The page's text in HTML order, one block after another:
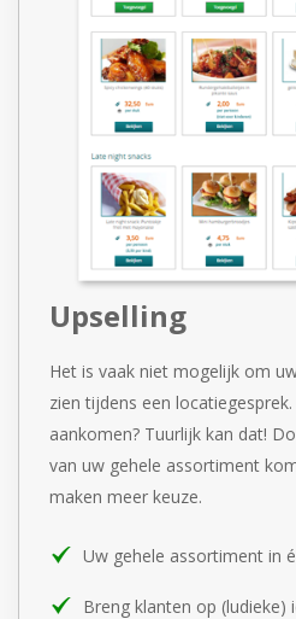
Upselling
Het is vaak niet mogelijk om
zien tijdens een
aankomen? Tuurlijk kan dat!
van uw gehele assortiment
maken meer keuze.
Uw gehele assortiment in
Breng klanten op (ludieke)